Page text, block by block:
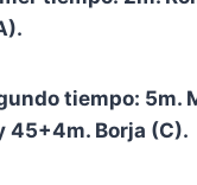
tiempo: 5m.
45+4m. Borja (C).